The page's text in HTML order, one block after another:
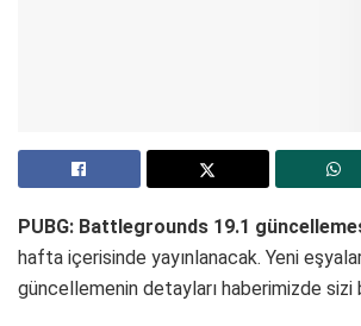
PUBG: Battlegrounds 19.1
hafta içerisinde yayınlanacak. Yeni
güncellemenin detayları haberimizde sizi